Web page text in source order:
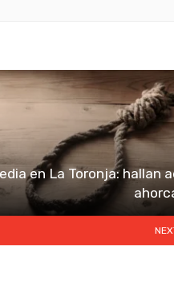
en La Toronja: hallan